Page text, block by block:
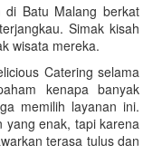
di Batu Malang berkat
Simak kisah
wisata mereka.
Catering selama
kenapa banyak
memilih layanan ini.
yang enak, tapi karena
terasa tulus dan